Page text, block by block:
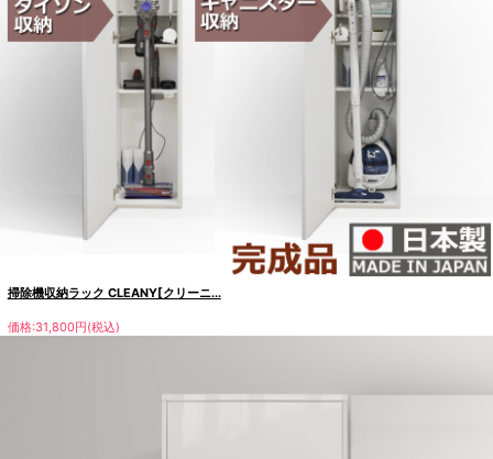
掃除機収納ラック CLEANY[クリーニ...
価格:31,800円(税込)